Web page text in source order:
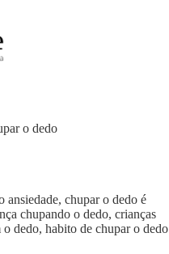
o dedo
ansiedade, chupar o dedo é
chupando o dedo, crianças
o dedo, habito de chupar o dedo